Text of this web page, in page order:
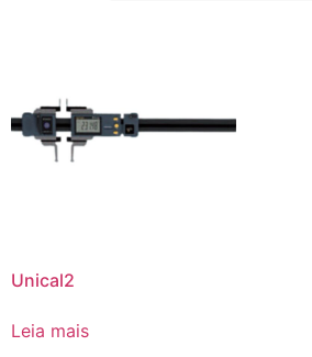
Unical2
Leia mais